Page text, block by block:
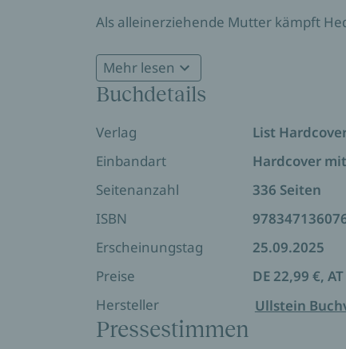
Als alleinerziehende Mutter kämpft
der Vater ihres Kindes vor der Tür steht.
Es ist eine Geschichte des
*** »Zu Lebzeiten meines Vaters
seinem Tod aber musste ich es.«
Mehr lesen
Buchdetails
Verlag
List
Einbandart
Hardcover
Seitenanzahl
336 Seiten
ISBN
Erscheinungstag
25.09.2025
Preise
DE 22,99 €,
Hersteller
Ullstein
Pressestimmen